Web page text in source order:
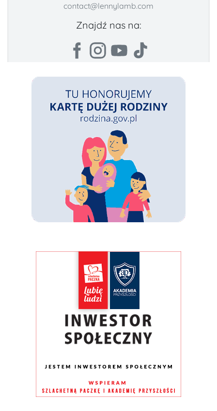
contact@lennylamb.com
Znajdź nas na: